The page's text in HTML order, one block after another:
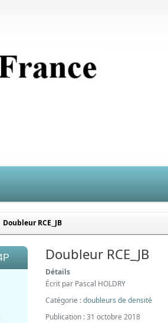
Doubleur RCE_JB
Doubleur RCE_JB
Détails
Écrit par Pascal HOLDRY
Catégorie :doubleurs de densité
Publication : 31 octobre 2018